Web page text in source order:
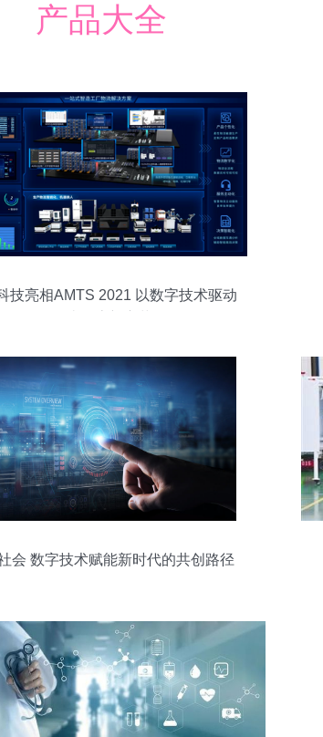
产品大全
技亮相AMTS 2021 以数字技术驱动
会 数字技术赋能新时代的共创路径